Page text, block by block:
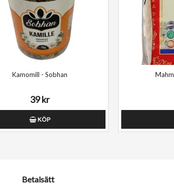
Kamomill - Sobhan
39 kr
KÖP
Betalsätt